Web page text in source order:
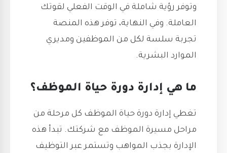
وتوفر رؤية شاملة في الوقت الفعلي لقوتك
العاملة. وفي النهاية، توفر هذه المنصة
تجربة سلسة لكل من الموظفين ومديري
الموارد البشرية.
ما هي إدارة دورة حياة الموظف؟
تغطي إدارة دورة حياة الموظف كل مرحلة من
مراحل مسيرة الموظف مع شركتك. تبدأ هذه
الإدارة بجذب المواهب وتستمر عبر التوظيف